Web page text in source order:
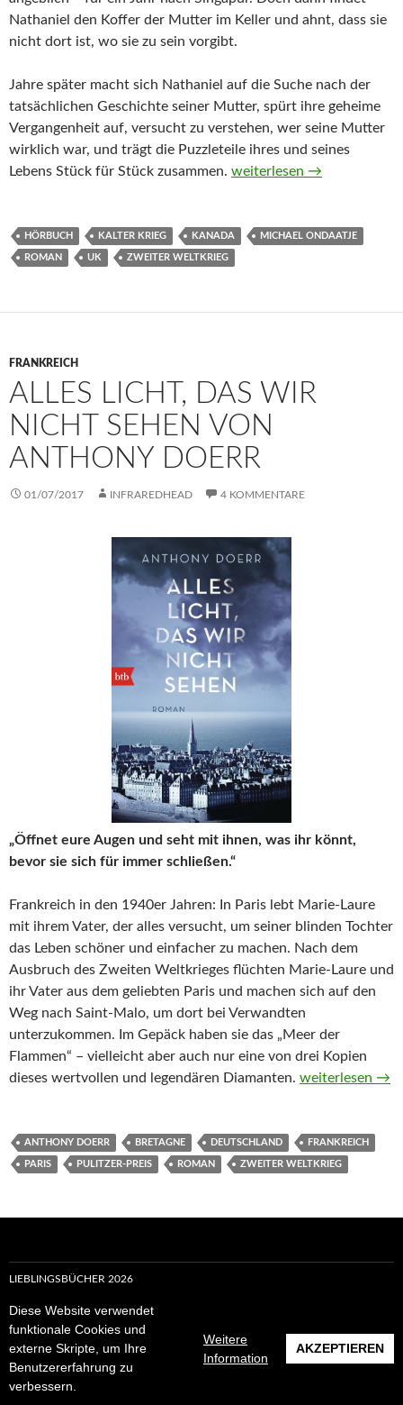
Diese Website verwendet
funktionale Cookies und
externe Skripte, um Ihre
Benutzererfahrung zu
verbessern.
Weitere
Information
AKZEPTIEREN
Nathaniel den Koffer der Mutter im Keller und ahnt, dass sie
nicht dort ist, wo sie zu sein vorgibt.
Jahre später macht sich Nathaniel auf die Suche nach der
tatsächlichen Geschichte seiner Mutter, spürt ihre geheime
Vergangenheit auf, versucht zu verstehen, wer seine Mutter
wirklich war, und trägt die Puzzleteile ihres und seines
Lebens Stück für Stück zusammen. Kriegslicht von Michael
weiterlesen →
HÖRBUCH KALTER KRIEG KANADA MICHAEL ONDAATJE
ROMAN UK ZWEITER WELTKRIEG
FRANKREICH
ALLES LICHT, DAS WIR
NICHT SEHEN VON
ANTHONY DOERR
01/07/2017 INFRAREDHEAD 4 KOMMENTARE
„Öffnet eure Augen und seht mit ihnen, was ihr könnt,
bevor sie sich für immer schließen.“
Frankreich in den 1940er Jahren: In Paris lebt Marie-Laure
mit ihrem Vater, der alles versucht, um seiner blinden Tochter
das Leben schöner und einfacher zu machen. Nach dem
Ausbruch des Zweiten Weltkrieges flüchten Marie-Laure und
ihr Vater aus dem geliebten Paris und machen sich auf den
Weg nach Saint-Malo, um dort bei Verwandten
unterzukommen. Im Gepäck haben sie das „Meer der
Flammen“ – vielleicht aber auch nur eine von drei Kopien
dieses wertvollen und legendären Diamanten. Alles Licht, das
weiterlesen →
ANTHONY DOERR BRETAGNE DEUTSCHLAND FRANKREICH
PARIS PULITZER-PREIS ROMAN ZWEITER WELTKRIEG
LIEBLINGSBÜCHER 2026
LIEBLINGSBÜCHER 2025
ALLE LIEBLINGSBÜCHER